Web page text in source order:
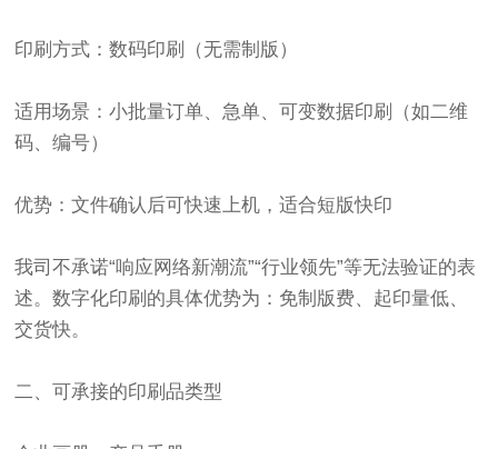
印刷方式：数码印刷（无需制版）
适用场景：小批量订单、急单、可变数据印刷（如二维
码、编号）
优势：文件确认后可快速上机，适合短版快印
我司不承诺“响应网络新潮流”“行业领先”等无法验证的表
述。数字化印刷的具体优势为：免制版费、起印量低、
交货快。
二、可承接的印刷品类型